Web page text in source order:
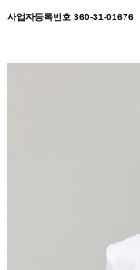
사업자등록번호 360-31-01676